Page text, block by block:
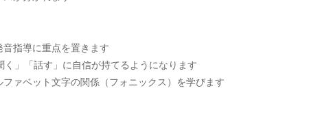
音指導に重点を置きます
」「話す」に自信が持てるようになります
ァベット文字の関係（フォニックス）を学びます